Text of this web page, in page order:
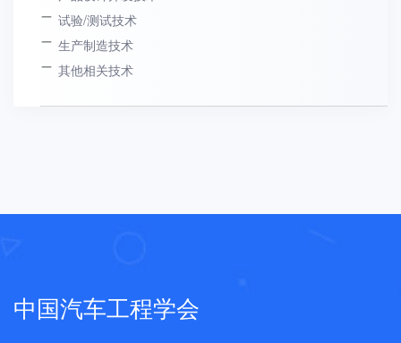
试验/测试技术
生产制造技术
其他相关技术
中国汽车工程学会